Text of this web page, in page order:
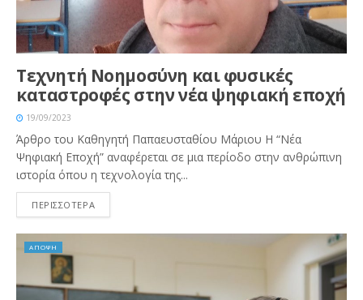
Τεχνητή Νοημοσύνη και φυσικές
καταστροφές στην νέα ψηφιακή εποχή
19/09/2023
Άρθρο του Καθηγητή Παπαευσταθίου Μάριου Η “Νέα
Ψηφιακή Εποχή” αναφέρεται σε μια περίοδο στην ανθρώπινη
ιστορία όπου η τεχνολογία της...
ΠΕΡΙΣΣΟΤΕΡΑ
ΑΠΟΨΗ